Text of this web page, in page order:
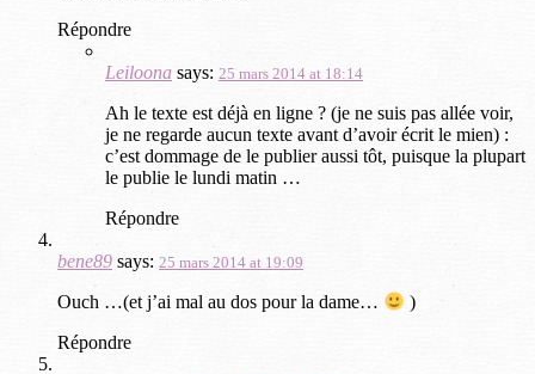
Répondre
Leiloona says: 25 mars 2014 at 18:14
Ah le texte est déjà en ligne ? (je ne suis pas allée voir,
je ne regarde aucun texte avant d’avoir écrit le mien) :
c’est dommage de le publier aussi tôt, puisque la plupart
le publie le lundi matin …
Répondre
bene89 says: 25 mars 2014 at 19:09
Ouch …(et j’ai mal au dos pour la dame…
)
Répondre